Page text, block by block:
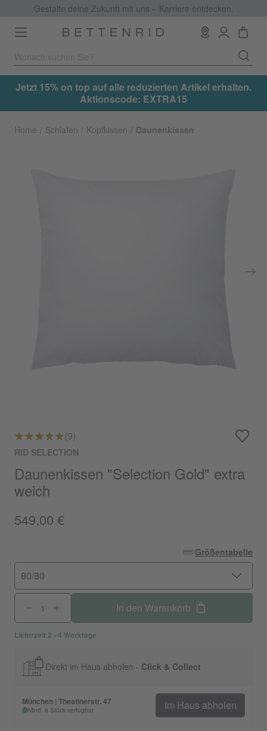
Gestalte deine Zukunft mit uns – Karriere entdecken.
Toggle
navigation
Jetzt 15% on top auf alle reduzierten Artikel erhalten.
Aktionscode: EXTRA15
Home Schlafen Kopfkissen Daunenkissen
(9)
RID SELECTION
Daunenkissen "Selection Gold" extra
weich
549,00 €
Größentabelle
80/80
In den Warenkorb
Lieferzeit 2 - 4 Werktage
Direkt im Haus abholen - Click & Collect
München | Theatinerstr. 47
Mind. 8 Stück verfügbar Im Haus abholen